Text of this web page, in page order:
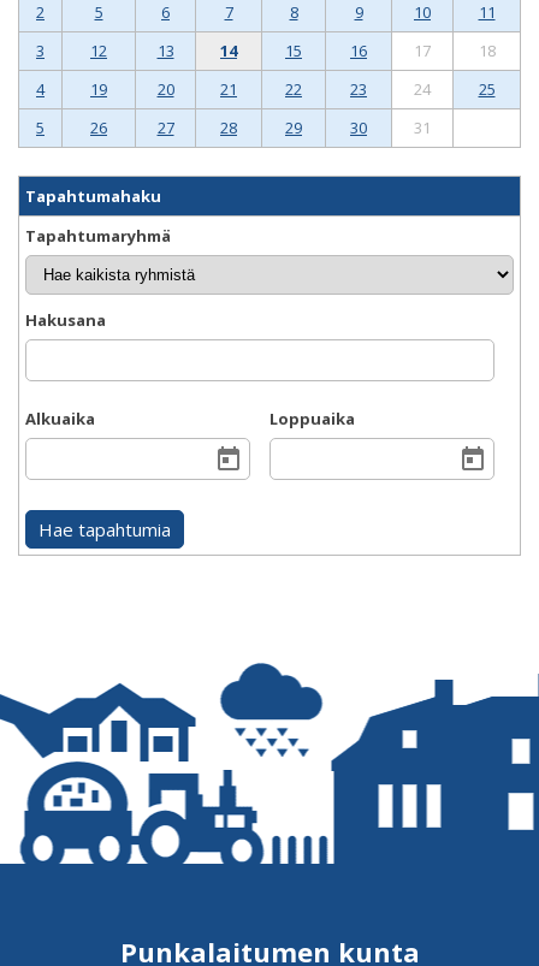
2
5 6 7 8 9 10
11
3
12 13 14 15 16 17
18
4
19 20 21 22 23 24
25
5
26 27 28 29 30 31
Tapahtumahaku
Tapahtumaryhmä
Hakusana
Alkuaika Loppuaika
Punkalaitumen kunta